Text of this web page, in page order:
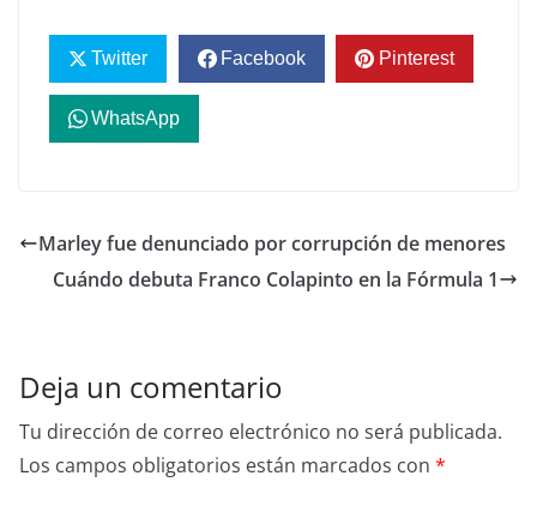
Twitter Facebook Pinterest
WhatsApp
Marley fue denunciado por corrupción de menores
Cuándo debuta Franco Colapinto en la Fórmula 1
Deja un comentario
Tu dirección de correo electrónico no será publicada.
Los campos obligatorios están marcados con *